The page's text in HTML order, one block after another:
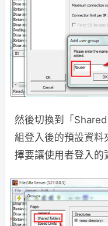
然後切換到「
組登入後的預設資料
擇要讓使用者登入的